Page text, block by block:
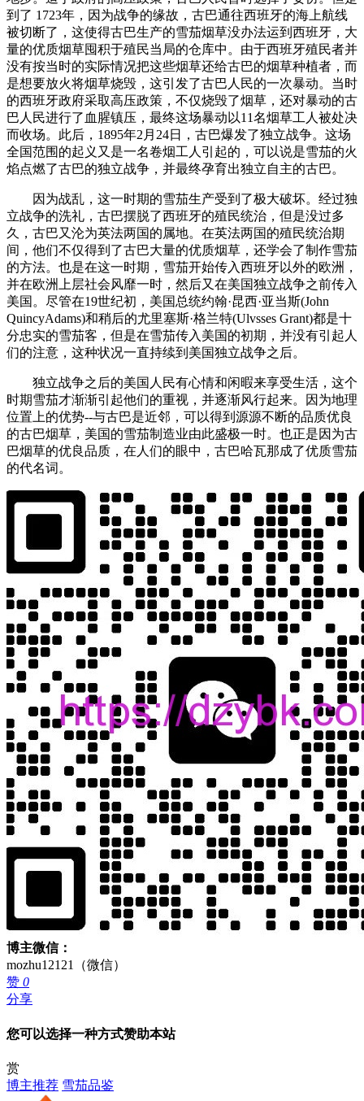
到了 1723年，因为战争的缘故，古巴通往西班牙的海上航线
被切断了，这使得古巴生产的雪茄烟草没办法运到西班牙，大
量的优质烟草囤积于殖民当局的仓库中。由于西班牙殖民者并
没有按当时的实际情况把这些烟草还给古巴的烟草种植者，而
是想要放火将烟草烧毁，这引发了古巴人民的一次暴动。当时
的西班牙政府采取高压政策，不仅烧毁了烟草，还对暴动的古
巴人民进行了血腥镇压，最终这场暴动以11名烟草工人被处决
而收场。此后，1895年2月24日，古巴爆发了独立战争。这场
全国范围的起义又是一名卷烟工人引起的，可以说是雪茄的火
焰点燃了古巴的独立战争，并最终孕育出独立自主的古巴。
因为战乱，这一时期的雪茄生产受到了极大破坏。经过独
立战争的洗礼，古巴摆脱了西班牙的殖民统治，但是没过多
久，古巴又沦为英法两国的属地。在英法两国的殖民统治期
间，他们不仅得到了古巴大量的优质烟草，还学会了制作雪茄
的方法。也是在这一时期，雪茄开始传入西班牙以外的欧洲，
并在欧洲上层社会风靡一时，然后又在美国独立战争之前传入
美国。尽管在19世纪初，美国总统约翰·昆西·亚当斯(John
QuincyAdams)和稍后的尤里塞斯·格兰特(Ulvsses Grant)都是十
分忠实的雪茄客，但是在雪茄传入美国的初期，并没有引起人
们的注意，这种状况一直持续到美国独立战争之后。
独立战争之后的美国人民有心情和闲暇来享受生活，这个
时期雪茄才渐渐引起他们的重视，并逐渐风行起来。因为地理
位置上的优势--与古巴是近邻，可以得到源源不断的品质优良
的古巴烟草，美国的雪茄制造业由此盛极一时。也正是因为古
巴烟草的优良品质，在人们的眼中，古巴哈瓦那成了优质雪茄
的代名词。
博主微信：
mozhu12121（微信）
赞 0
分享
您可以选择一种方式赞助本站
赏
博主推荐 雪茄品鉴